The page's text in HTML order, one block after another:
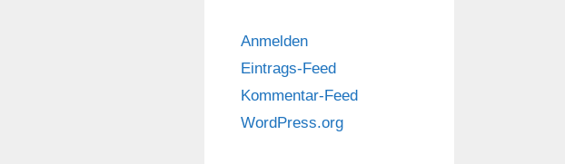
Anmelden
Eintrags-Feed
Kommentar-Feed
WordPress.org